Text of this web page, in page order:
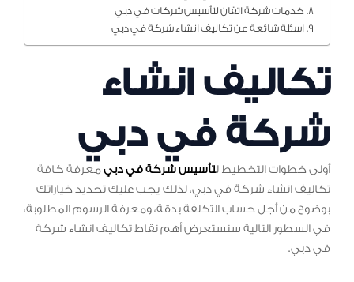
خدمات شركة اتقان لتأسيس شركات في دبي
اسئلة شائعة عن تكاليف انشاء شركة في دبي
تكاليف انشاء
شركة في دبي
أولى خطوات التخطيط لتأسيس شركة في دبيمعرفة كافة
تكاليف انشاء شركة في دبي، لذلك يجب عليك تحديد خياراتك
بوضوح من أجل حساب التكلفة بدقة، ومعرفة الرسوم المطلوبة،
في السطور التالية سنستعرض أهم نقاط تكاليف انشاء شركة
في دبي.